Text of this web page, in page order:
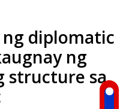
ng diplomatic
ng
structure sa